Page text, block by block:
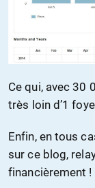
Ce qui, avec 30
très loin d’1
Enfin, en tous
sur ce blog,
financièrement !